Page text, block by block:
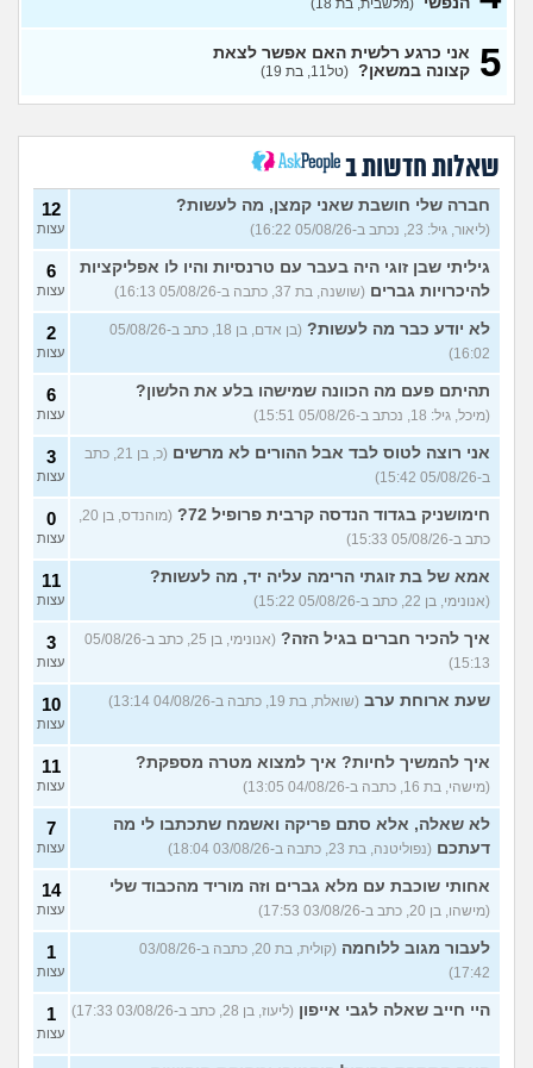
מה התפקיד? (הי, בן 19)
מנהל רשת בחיל התקשוב או
לוחם הגנה אווירית?
בן 19)
שתי אופציות קשות לפני
השירות בצה"ל (ניצן, בן 18)
2
עצות
התנשקתי עם מישהו מהבסיס
מרגישה לגבי זה (תמר, בת 20)
6
אפשרי לקבל מנ״תית בסירוב
בבאקום?
(ליה, בת 20)
0
עצות
מסלול אופק מודיעין - האם
2
מה לסמן בשאלון העדפות אם
אני לא רוצה קרבי?
1
עוד שאלות חדשות במדור
(מלשבית, בת 18)
5
אני כרגע רלשית האם אפשר לצאת
קצונה במשאן? (טל11, בת 19)
שאלות חדשות ב
חברה שלי חושבת שאני קמצן, מה לעשות?
(ליאור, גיל: 23, נכתב ב-05/08/26 16:22)
12
עצות
גיליתי שבן זוגי היה בעבר עם טרנסיות והיו לו אפליקציות
להיכרויות גברים (שושנה, בת 37, כתבה ב-05/08/26 16:13)
6
עצות
לא יודע כבר מה לעשות?
(בן אדם, בן 18, כתב ב-05/08/26
16:02)
2
עצות
תהיתם פעם מה הכוונה שמישהו בלע את הלשון?
(מיכל, גיל: 18, נכתב ב-05/08/26 15:51)
6
עצות
אני רוצה לטוס לבד אבל ההורים לא מרשים
(כ, בן 21, כתב
ב-05/08/26 15:42)
3
עצות
חימושניק בגדוד הנדסה קרבית פרופיל 72?
(מוהנדס, בן 20,
כתב ב-05/08/26 15:33)
0
עצות
אמא של בת זוגתי הרימה עליה יד, מה לעשות?
(אנונימי, בן 22, כתב ב-05/08/26 15:22)
11
עצות
איך להכיר חברים בגיל הזה?
(אנונימי, בן 25, כתב ב-05/08/26
15:13)
3
עצות
שעת ארוחת ערב (שואלת, בת 19, כתבה ב-04/08/26 13:14) 10
עצות
איך להמשיך לחיות? איך למצוא מטרה מספקת?
(מישהי, בת 16, כתבה ב-04/08/26 13:05)
11
עצות
לא שאלה, אלא סתם פריקה ואשמח שתכתבו לי מה
דעתכם (נפוליטנה, בת 23, כתבה ב-03/08/26 18:04)
7
עצות
אחותי שוכבת עם מלא גברים וזה מוריד מהכבוד שלי
(מישהו, בן 20, כתב ב-03/08/26 17:53)
14
עצות
לעבור מגוב ללוחמה
(קולית, בת 20, כתבה ב-03/08/26
17:42)
1
עצות
היי חייב שאלה לגבי אייפון (ליעוז, בן 28, כתב ב-03/08/26 17:33) 1
עצות